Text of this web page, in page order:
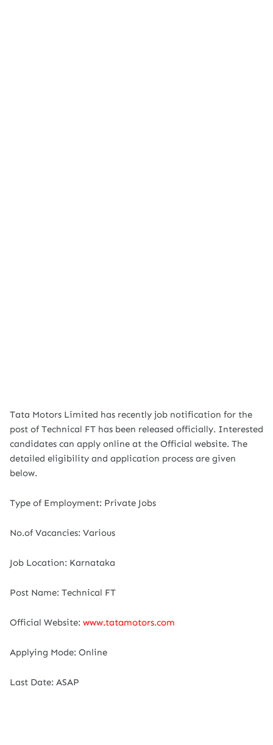
Tata Motors Limited has recently job notification for the
post of Technical FT has been released officially. Interested
candidates can apply online at the Official website. The
detailed eligibility and application process are given
below.
Type of Employment: Private Jobs
No.of Vacancies: Various
Job Location: Karnataka
Post Name: Technical FT
Official Website: www.tatamotors.com
Applying Mode: Online
Last Date: ASAP